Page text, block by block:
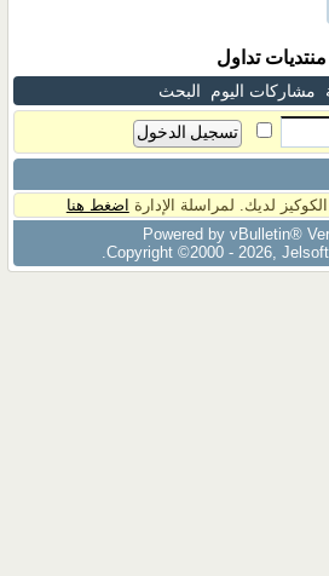
منتديات تداول
مشاركات اليوم البحث
لديك. لمراسلة الإدارة اضغط هنا
Powered by vBulletin®
Copyright ©2000 - 2026,